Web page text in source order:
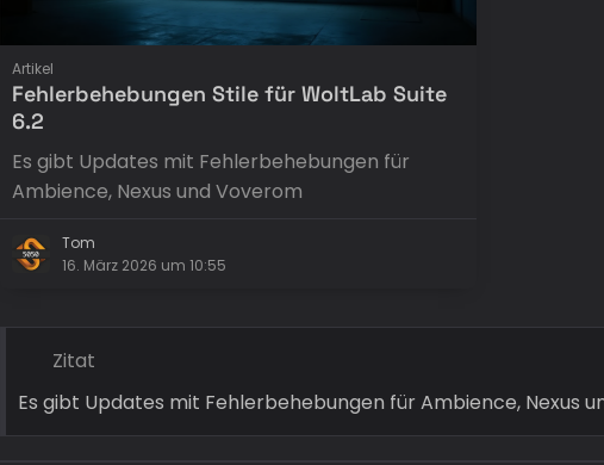
Artikel
Fehlerbehebungen Stile für WoltLab Suite
6.2
Es gibt Updates mit Fehlerbehebungen für
Ambience, Nexus und Voverom
Tom
16. März 2026 um 10:55
Zitat
Es gibt Updates mit Fehlerbehebungen für Ambience, Nexus